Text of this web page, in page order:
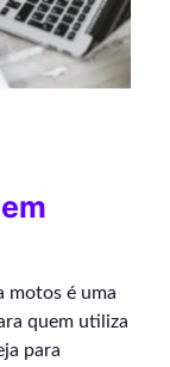
motos é uma
quem utiliza
para